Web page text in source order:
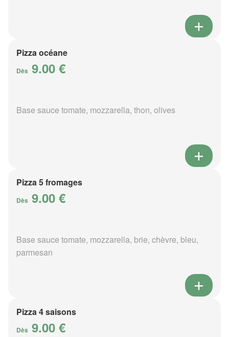
Pizza océane
Dès 9.00 €
Base sauce tomate, mozzarella, thon, olives
Pizza 5 fromages
Dès 9.00 €
Base sauce tomate, mozzarella, brie, chèvre, bleu,
parmesan
Pizza 4 saisons
Dès 9.00 €